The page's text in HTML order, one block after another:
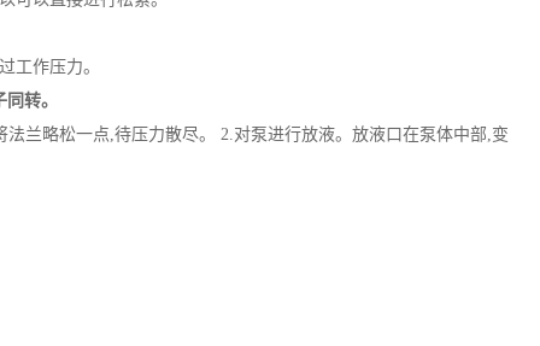
工作压力。
转。
兰略松一点,待压力散尽。 2.对泵进行放液。放液口在泵体中部,变